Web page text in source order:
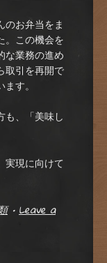
のお弁当をま
。この機会を
な業務の進め
取引を再開で
す。
も、「美味し
実現に向けて
•Leave a